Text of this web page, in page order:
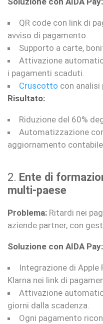
QR code con link di
avviso di pagamento.
Supporto a carte,
Attivazione
i pagamenti scaduti.
Cruscotto con analisi
Risultato:
Riduzione del 60%
Automatizzazione
aggiornamento
2. Ente di
multi-paese
Problema: Ritardi nei
aziende partner, con
Soluzione con AIDA Pay:
Integrazione di Apple
Klarna nei link di
Attivazione
giorni dalla scadenza.
Ogni pagamento